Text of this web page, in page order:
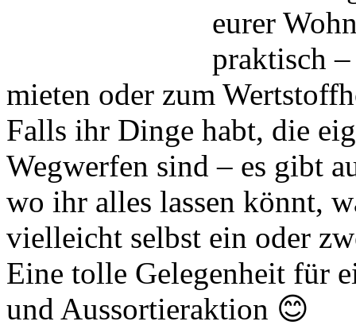
eurer
praktisch
mieten oder zum
Falls ihr Dinge habt, die
Wegwerfen sind – es gibt
wo ihr alles lassen könnt,
vielleicht selbst ein oder
Eine tolle Gelegenheit für
und Aussortieraktion 😊